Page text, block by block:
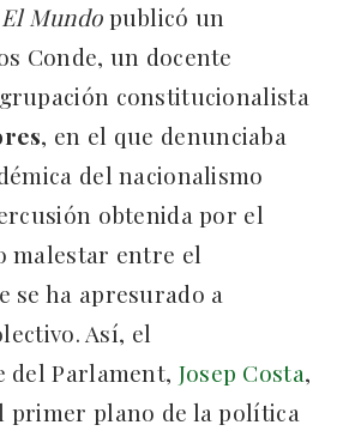
El Mundopublicó un
Conde, un docente
constitucionalista
, en el que denunciaba
del nacionalismo
obtenida por el
malestar entre el
se ha apresurado a
Así, el
del Parlament, Josep Costa,
primer plano de la política